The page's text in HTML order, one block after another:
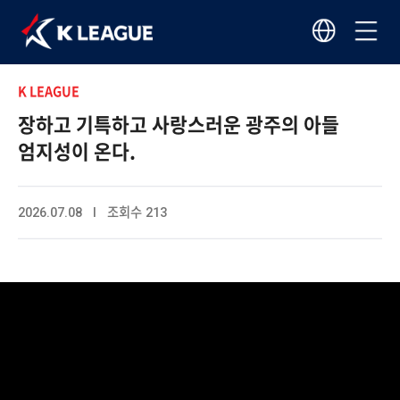
K LEAGUE
장하고 기특하고 사랑스러운 광주의 아들
엄지성이 온다.
2026.07.08 I 조회수 213